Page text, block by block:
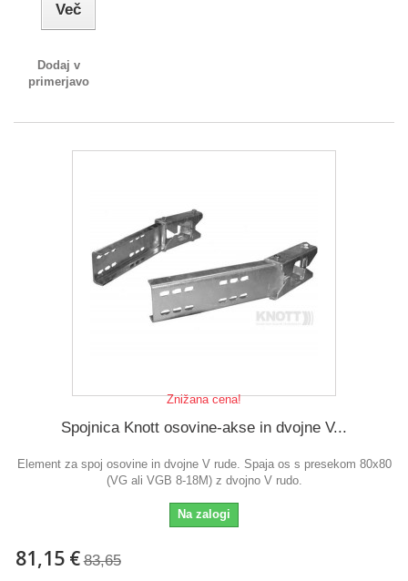
Več
Dodaj v
primerjavo
Znižana cena!
Spojnica Knott osovine-akse in dvojne V...
Element za spoj osovine in dvojne V rude. Spaja os s presekom 80x80
(VG ali VGB 8-18M) z dvojno V rudo.
Na zalogi
81,15 € 83,65